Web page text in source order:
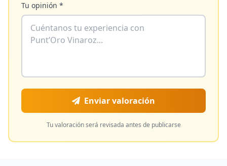
Tu opinión *
Enviar valoración
Tu valoración será revisada antes de publicarse